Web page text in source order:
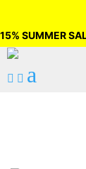
15% SUMMER
  a